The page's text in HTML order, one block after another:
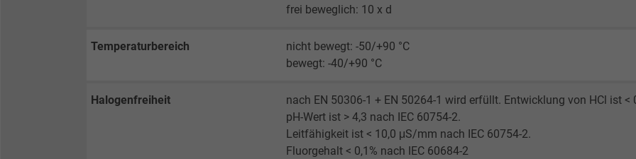
opt-in settings.
Google cookie for website analysis.
visitor uses the website.
_ga_XKZTZRJBX7, Google Analytics
Vendor Google LLC
frei beweglich: 10 x d
Temperaturbereich
nicht bewegt: -50/+90 °C
bewegt: -40/+90 °C
Halogenfreiheit
nach EN 50306-1 + EN 50264-1 wird erfüllt. Entwicklung von HCl ist <
pH-Wert ist > 4,3 nach IEC 60754-2.
Leitfähigkeit ist < 10,0 μS/mm nach IEC 60754-2.
Fluorgehalt < 0,1% nach IEC 60684-2